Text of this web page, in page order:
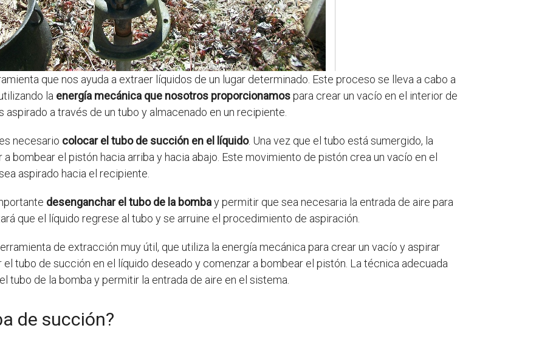
que nos ayuda a extraer líquidos de un lugar determinado. Este proceso se lleva a cabo a
la energía mecánica que nosotros proporcionamospara crear un vacío en el interior de
a través de un tubo y almacenado en un recipiente.
necesario colocar el tubo de succión en el líquido. Una vez que el tubo está sumergido, la
bombear el pistón hacia arriba y hacia abajo. Este movimiento de pistón crea un vacío en el
aspirado hacia el recipiente.
desenganchar el tubo de la bombay permitir que sea necesaria la entrada de aire para
que el líquido regrese al tubo y se arruine el procedimiento de aspiración.
de extracción muy útil, que utiliza la energía mecánica para crear un vacío y aspirar
tubo de succión en el líquido deseado y comenzar a bombear el pistón. La técnica adecuada
tubo de la bomba y permitir la entrada de aire en el sistema.
de succión?